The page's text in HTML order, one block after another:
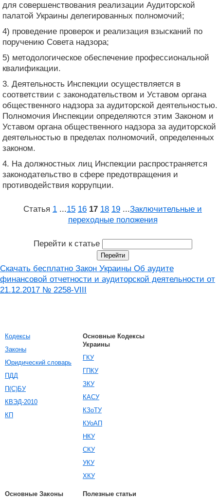
для совершенствования реализации Аудиторской
палатой Украины делегированных полномочий;
4) проведение проверок и реализация взысканий по
поручению Совета надзора;
5) методологическое обеспечение профессиональной
квалификации.
3. Деятельность Инспекции осуществляется в
соответствии с законодательством и Уставом органа
общественного надзора за аудиторской деятельностью.
Полномочия Инспекции определяются этим Законом и
Уставом органа общественного надзора за аудиторской
деятельностью в пределах полномочий, определенных
законом.
4. На должностных лиц Инспекции распространяется
законодательство в сфере предотвращения и
противодействия коррупции.
Статья 1 ...15 16 17 18 19 ...Заключительные и
переходные положения
Перейти к статье
Скачать бесплатно Закон Украины Об аудите
финансовой отчетности и аудиторской деятельности от
21.12.2017 № 2258-VIII
Кодексы
Законы
Юридический словарь
ПДД
П(С)БУ
КВЭД-2010
КП
Основные Кодексы
Украины
ГКУ
ГПКУ
ЗКУ
КАСУ
КЗоТУ
КУоАП
НКУ
СКУ
УКУ
ХКУ
Основные Законы
Полезные статьи